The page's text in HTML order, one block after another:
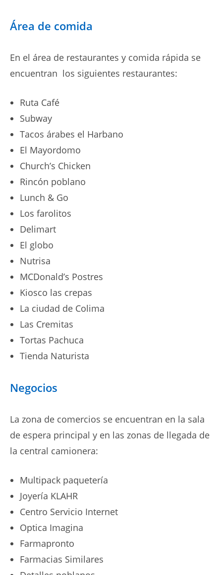
Área de comida
En el área de restaurantes y comida rápida se
encuentran los siguientes restaurantes:
Ruta Café
Subway
Tacos árabes el Harbano
El Mayordomo
Church’s Chicken
Rincón poblano
Lunch & Go
Los farolitos
Delimart
El globo
Nutrisa
MCDonald’s Postres
Kiosco las crepas
La ciudad de Colima
Las Cremitas
Tortas Pachuca
Tienda Naturista
Negocios
La zona de comercios se encuentran en la sala
de espera principal y en las zonas de llegada de
la central camionera:
Multipack paquetería
Joyería KLAHR
Centro Servicio Internet
Optica Imagina
Farmapronto
Farmacias Similares